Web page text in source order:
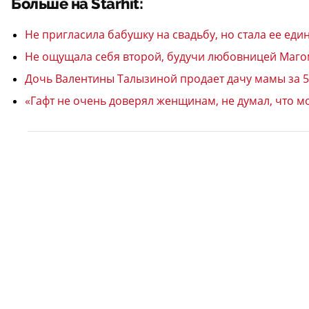
Больше на Starhit:
Не пригласила бабушку на свадьбу, но стала ее
Не ощущала себя второй, будучи любовницей
Дочь Валентины Талызиной продает дачу мамы за
«Гафт не очень доверял женщинам, не думал, что